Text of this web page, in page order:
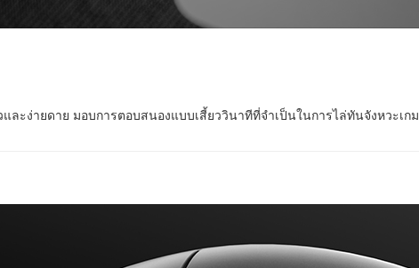
ละง่ายดาย มอบการตอบสนองแบบเสี้ยววินาทีที่จำเป็นในการไล่ทันจังหวะเกม